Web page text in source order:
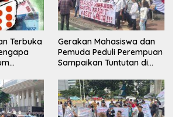
Terbuka
Gerakan Mahasiswa dan
Pemuda Peduli Perempuan
Sampaikan Tuntutan di